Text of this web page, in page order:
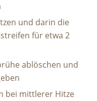
und darin die
für etwa 2
ablöschen und
bei mittlerer Hitze